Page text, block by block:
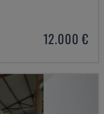
12.000 €